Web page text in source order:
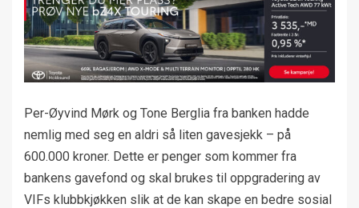
Per-Øyvind Mørk og Tone Berglia fra banken hadde
nemlig med seg en aldri så liten gavesjekk – på
600.000 kroner. Dette er penger som kommer fra
bankens gavefond og skal brukes til oppgradering av
VIFs klubbkjøkken slik at de kan skape en bedre sosial